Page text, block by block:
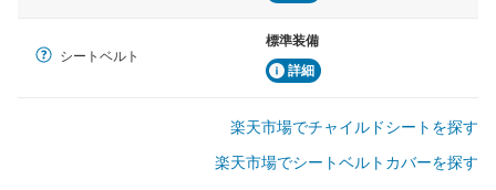
シートベルト
標準装備
詳細
楽天市場でチャイルドシートを探す
楽天市場でシートベルトカバーを探す